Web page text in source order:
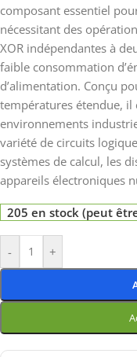
composant essentiel
nécessitant des
XOR indépendantes à
faible consommation
d’alimentation. Conçu
températures étendue,
environnements
variété de circuits
systèmes de calcul, les
appareils électroniques
205 en stock (peut
- +